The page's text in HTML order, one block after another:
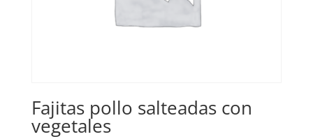
Fajitas pollo salteadas con
vegetales